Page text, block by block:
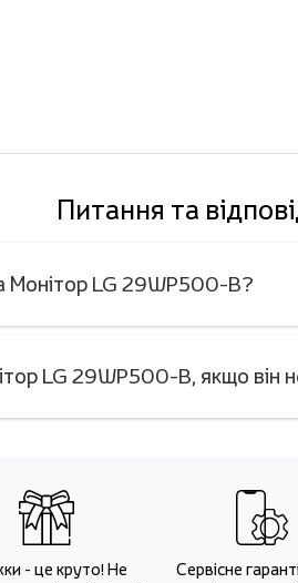
Питання та
Монітор LG 29WP500-B?
LG 29WP500-B, якщо він
- це круто! Не
Сервісне